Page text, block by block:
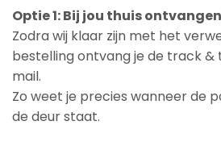
Optie 1: Bij jou thuis
Zodra wij klaar zijn met het
bestelling ontvang je de track &
mail.
Zo weet je precies wanneer de
de deur staat.